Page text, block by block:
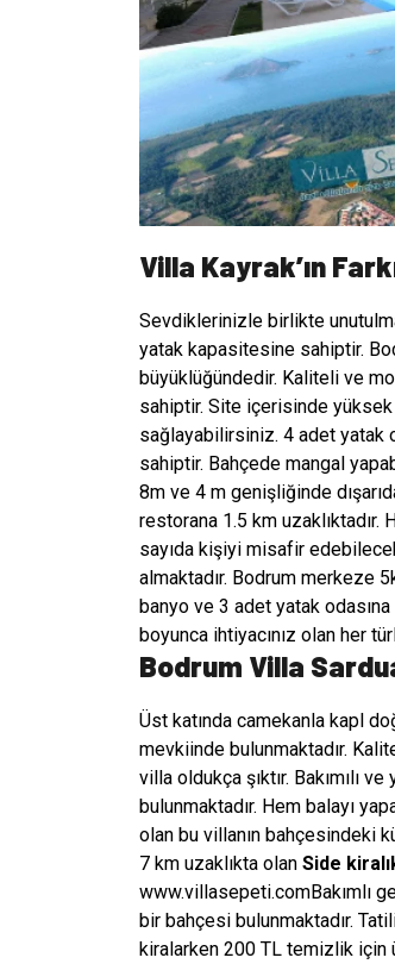
Villa Kayrak’ın
Sevdiklerinizle birlikte
yatak kapasitesine sahiptir.
büyüklüğündedir. Kaliteli ve
sahiptir. Site içerisinde yüksek
sağlayabilirsiniz. 4 adet yatak
sahiptir. Bahçede mangal
8m ve 4 m genişliğinde
restorana 1.5 km
sayıda kişiyi misafir
almaktadır. Bodrum merkeze
banyo ve 3 adet yatak
boyunca ihtiyacınız olan her
Bodrum Villa
Üst katında camekanla kapl
mevkiinde bulunmaktadır.
villa oldukça şıktır. Bakımılı
bulunmaktadır. Hem balayı
olan bu villanın bahçesindeki
7 km uzaklıkta olan Side
www.villasepeti.comBakımlı
bir bahçesi bulunmaktadır.
kiralarken 200 TL temizlik için